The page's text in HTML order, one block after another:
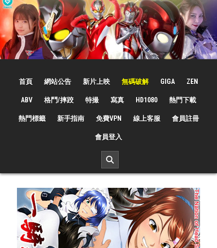
Skip
to
content
首頁 網站公告 新片上映 無碼破解 GIGA ZEN
ABV 格鬥/摔跤 特撮 寫真 HD1080 熱門下載
熱門標籤 新手指南 免費VPN 線上客服 會員註冊
會員登入